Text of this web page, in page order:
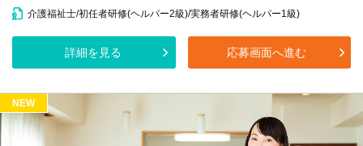
介護福祉士/初任者研修(ヘルパー2級)/実務者研修(ヘルパー1級)
詳細を見る 応募画面へ進む
NEW